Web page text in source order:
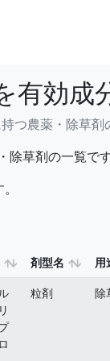
有効成
つ農薬・除草剤
草剤の一覧です
剤型名 用
粒剤 除